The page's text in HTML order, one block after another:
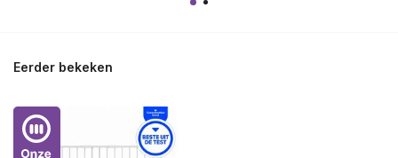
Eerder bekeken